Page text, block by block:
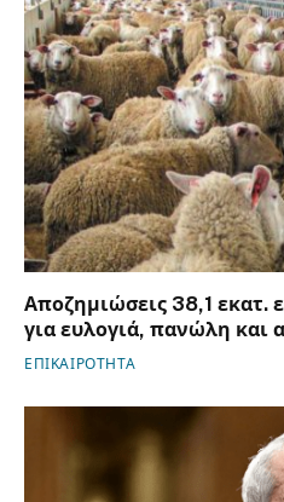
Αποζημιώσεις 38,1 εκατ.
για ευλογιά, πανώλη και
ΕΠΙΚΑΙΡΟΤΗΤΑ